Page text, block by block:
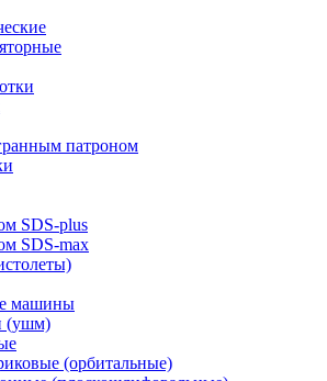
патроном
SDS-plus
SDS-max
машины
(ушм)
(орбитальные)